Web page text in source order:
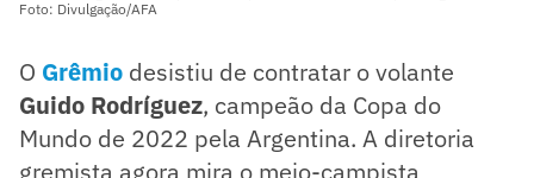
Foto: Divulgação/AFA
O Grêmio desistiu de contratar o volante
Guido Rodríguez, campeão da Copa do
Mundo de 2022 pela Argentina. A diretoria
gremista agora mira o meio-campista